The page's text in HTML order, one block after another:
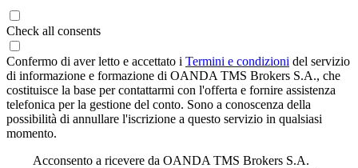
Check all consents
Confermo di aver letto e accettato i Termini e condizioni del servizio
di informazione e formazione di OANDA TMS Brokers S.A., che
costituisce la base per contattarmi con l'offerta e fornire assistenza
telefonica per la gestione del conto. Sono a conoscenza della
possibilità di annullare l'iscrizione a questo servizio in qualsiasi
momento.
Acconsento a ricevere da OANDA TMS Brokers S.A.